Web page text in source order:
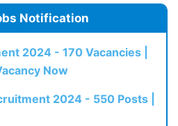
Notification
2024 - 170 Vacancies |
Now
2024 - 550 Posts |